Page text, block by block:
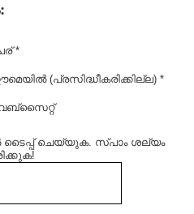
*
(പ്രസിദ്ധീകരിക്കില്ല) *
ടൈപ്പ്‌ ചെയ്യുക. സ്പാം ശല്യം